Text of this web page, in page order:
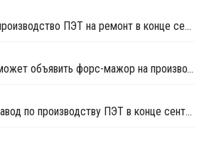
Novapet закрывает производство ПЭТ на ремонт в конце сентября
Испанская Novapet может объявить форс-мажор на производсте ПЭТ
Novapet остановит завод по производству ПЭТ в конце сентября